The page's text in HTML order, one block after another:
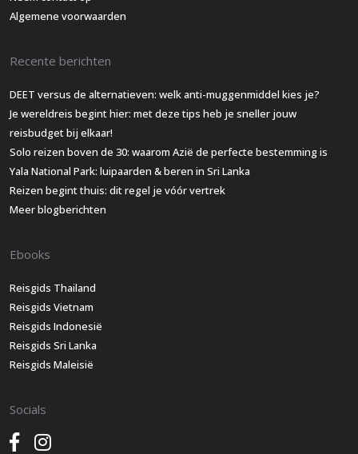
Algemene voorwaarden
Recente berichten
DEET versus de alternatieven: welk anti-muggenmiddel kies je?
Je wereldreis begint hier: met deze tips heb je sneller jouw
reisbudget bij elkaar!
Solo reizen boven de 30: waarom Azië de perfecte bestemming is
Yala National Park: luipaarden & beren in Sri Lanka
Reizen begint thuis: dit regel je vóór vertrek
Meer blogberichten
Ebooks
Reisgids Thailand
Reisgids Vietnam
Reisgids Indonesië
Reisgids Sri Lanka
Reisgids Maleisië
Socials